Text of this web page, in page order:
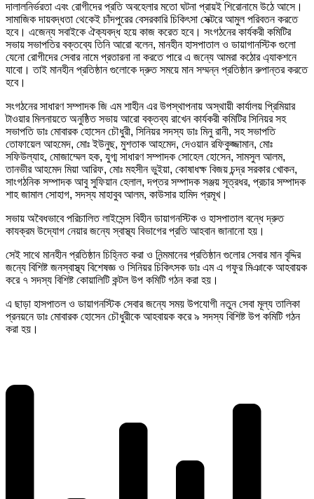
দালালনির্ভরতা এবং রোগীদের প্রতি অবহেলার মতো ঘটনা প্রায়ই শিরোনামে উঠে আসে।
সামাজিক দায়বদ্ধতা থেকেই চাঁদপুরের বেসরকারি চিকিৎসা সেক্টরে আমুল পরিবতন করতে
হবে। এজেন্য সবাইকে ঐক্যবদ্ধ হয়ে কাজ করেত হবে। সংগঠনের কার্যকরী কমিটির
সভায় সভাপতির বক্তব্যে তিনি আরো বলেন, মানহীন হাসপাতাল ও ডায়াগানস্টিক গুলো
যেনো রোগীদের সেবার নামে প্রতারনা না করতে পারে এ জন্যে আমরা কঠোর এ্যাকশনে
যাবো। তাই মানহীন প্রতিষ্ঠান গুলোকে দ্রুত সময়ে মান সম্মন্ন প্রতিষ্ঠান রুপান্তর করতে
হবে।
সংগঠনের সাধারণ সম্পাদক জি এম শাহীন এর উপস্থাপনায় অস্থায়ী কার্যালয় প্রিমিয়ার
টাওয়ার মিলনায়তে অনুষ্ঠিত সভায় আরো বক্তব্য রাখেন কার্যকরী কমিটির সিনিয়র সহ
সভাপতি ডাঃ মোবারক হোসেন চৌধুরী, সিনিয়র সদস্য ডাঃ মিনু রানী, সহ সভাপতি
তোফায়েল আহমেদ, মোঃ ইউনুছ, মুশতাক আহমেদ, দেওয়ান রফিকুজ্জামান, মোঃ
সফিউল্যাহ, মোজাম্মেল হক, যুগ্ম সাধারণ সম্পাদক সোহেল হোসেন, সামসুল আলম,
তানভীর আহমেদ মিয়া আরিফ, মোঃ মহসীন ভুইয়া, কোষাধক্ষ বিজয় চন্দ্র সরকার খোকন,
সাংগঠনিক সম্পাদক আবু সুফিয়ান হেলাল, দপ্তর সম্পাদক সঞ্জয় সূত্রধর, প্রচার সম্পাদক
শাহ জামাল সোহাগ, সদস্য মাহাবুব আলম, কাউসার হামিদ প্রমূখ।
সভায় অবৈধভাবে পরিচালিত লাইসেন্স বিহীন ডায়াগনস্টিক ও হাসপাতাল বন্ধে দ্রুত
কাযক্রম উদ্যোগ নেয়ার জন্যে স্বাস্থ্য বিভাগের প্রতি আহবান জানানো হয়।
সেই সাথে মানহীন প্রতিষ্ঠান চিহ্নিত করা ও নিন্মমানের প্রতিষ্ঠান গুলোর সেবার মান বৃদ্দির
জন্যে বিশিষ্ট জনস্বাস্থ্য বিশেষজ্ঞ ও সিনিয়র চিকিৎসক ডাঃ এম এ গফুর মিঞাকে আহবায়ক
করে ৭ সদস্য বিশিষ্ট কোয়ালিটি কন্টল উপ কমিটি গঠন করা হয়।
এ ছাড়া হাসপাতল ও ডায়াগনস্টিক সেবার জন্যে সময় উপযোগী নতুন সেবা মূল্য তালিকা
প্রনয়নে ডাঃ মোবারক হোসেন চৌধুরীকে আহবায়ক করে ৯ সদস্য বিশিষ্ট উপ কমিটি গঠন
করা হয়।